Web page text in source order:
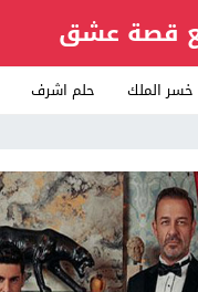
قصة عشق
خسر الملك حلم اشرف